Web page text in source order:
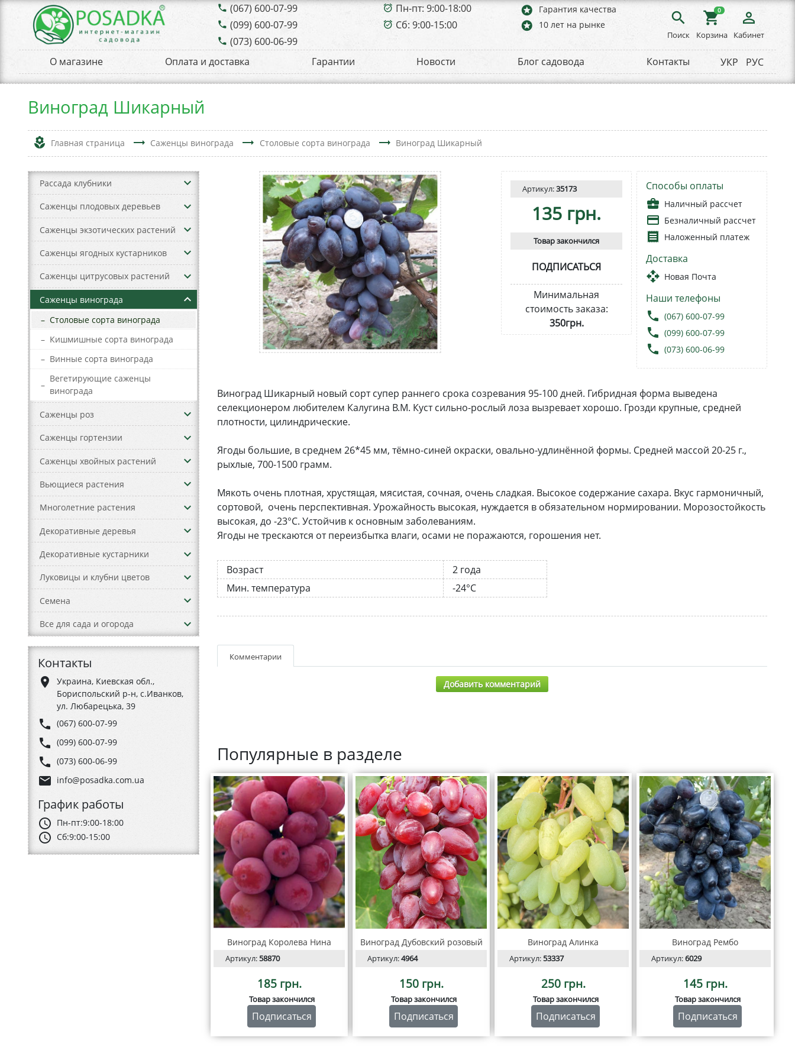
phone (067) 600-07-99
phone (099) 600-07-99
phone (073) 600-06-99
alarm_on Пн-пт: 9:00-18:00
alarm_on Сб: 9:00-15:00
stars Гарантия качества
stars 10 лет на рынке search
Поиск
shopping_cart
0
Корзина
person_outline
Кабинет
О магазине Оплата и доставка Гарантии Новости Блог садовода Контакты УКР РУС
Виноград Шикарный
local_florist Главная страница trending_flat Саженцы винограда trending_flat Столовые сорта винограда trending_flat Виноград Шикарный
Рассада клубники keyboard_arrow_down
Саженцы плодовых деревьев keyboard_arrow_down
Саженцы экзотических растений keyboard_arrow_down
Саженцы ягодных кустарников keyboard_arrow_down
Саженцы цитрусовых растений keyboard_arrow_down
Саженцы винограда keyboard_arrow_up
– Столовые сорта винограда
– Кишмишные сорта винограда
– Винные сорта винограда
–
Вегетирующие саженцы
винограда
Саженцы роз keyboard_arrow_down
Саженцы гортензии keyboard_arrow_down
Саженцы хвойных растений keyboard_arrow_down
Вьющиеся растения keyboard_arrow_down
Многолетние растения keyboard_arrow_down
Декоративные деревья keyboard_arrow_down
Декоративные кустарники keyboard_arrow_down
Луковицы и клубни цветов keyboard_arrow_down
Семена keyboard_arrow_down
Все для сада и огорода keyboard_arrow_down
Контакты
place
Украина, Киевская обл.,
Бориспольский р-н, с.Иванков,
ул. Любарецька, 39
phone (067) 600-07-99
phone (099) 600-07-99
phone (073) 600-06-99
email info@posadka.com.ua
График работы
schedule Пн-пт:9:00-18:00
schedule Сб:9:00-15:00
Артикул:35173
135 грн.
Товар закончился
ПОДПИСАТЬСЯ
Минимальная
стоимость заказа:
350грн.
Способы оплаты
business_center Наличный рассчет
payment Безналичный рассчет
receipt Наложенный платеж
Доставка
open_with Новая Почта
Наши телефоны
local_phone (067) 600-07-99
local_phone (099) 600-07-99
local_phone (073) 600-06-99
Виноград Шикарный новый сорт супер раннего срока созревания 95-100 дней. Гибридная форма выведена
селекционером любителем Калугина В.М. Куст сильно-рослый лоза вызревает хорошо. Грозди крупные, средней
плотности, цилиндрические.
Ягоды большие, в среднем 26*45 мм, тёмно-синей окраски, овально-удлинённой формы. Средней массой 20-25 г.,
рыхлые, 700-1500 грамм.
Мякоть очень плотная, хрустящая, мясистая, сочная, очень сладкая. Высокое содержание сахара. Вкус гармоничный,
сортовой, очень перспективная. Урожайность высокая, нуждается в обязательном нормировании. Морозостойкость
высокая, до -23°C. Устойчив к основным заболеваниям.
Ягоды не трескаются от переизбытка влаги, осами не поражаются, горошения нет.
Возраст
2 года
Мин. температура
-24°C
Комментарии
Добавить комментарий
Популярные в разделе
Виноград Королева Нина
Артикул:58870
185 грн.
Товар закончился
Подписаться
Виноград Дубовский розовый
Артикул:4964
150 грн.
Товар закончился
Подписаться
Виноград Алинка
Артикул:53337
250 грн.
Товар закончился
Подписаться
Виноград Рембо
Артикул:6029
145 грн.
Товар закончился
Подписаться